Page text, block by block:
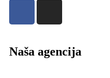
Naša agencija